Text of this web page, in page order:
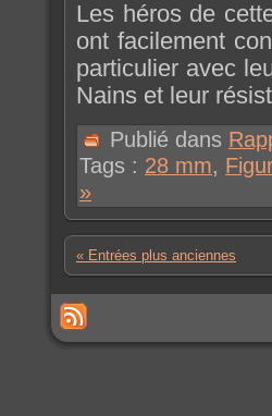
Les héros de
ont facilement
particulier avec
Nains et leur
Publié dans
Tags : 28 mm,
»
« Entrées plus anciennes